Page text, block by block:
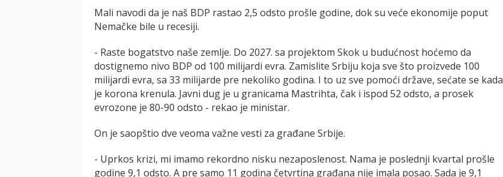
Mali navodi da je naš BDP rastao 2,5 odsto prošle godine, dok su veće ekonomije poput
Nemačke bile u recesiji.
- Raste bogatstvo naše zemlje. Do 2027. sa projektom Skok u budućnost hoćemo da
dostignemo nivo BDP od 100 milijardi evra. Zamislite Srbiju koja sve što proizvede 100
milijardi evra, sa 33 milijarde pre nekoliko godina. I to uz sve pomoći države, sećate se kada
je korona krenula. Javni dug je u granicama Mastrihta, čak i ispod 52 odsto, a prosek
evrozone je 80-90 odsto - rekao je ministar.
On je saopštio dve veoma važne vesti za građane Srbije.
- Uprkos krizi, mi imamo rekordno nisku nezaposlenost. Nama je poslednji kvartal prošle
godine 9,1 odsto. A pre samo 11 godina četvrtina građana nije imala posao. Sada je 9,1